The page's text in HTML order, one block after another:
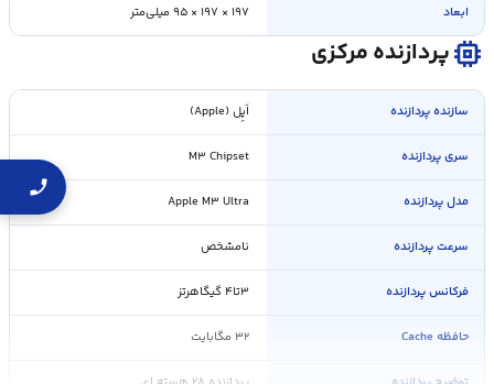
ابعاد ۱۹۷ × ۱۹۷ × ۹۵ میلی‌متر
memoryپردازنده مرکزی
سازنده پردازنده اَپِل (Apple)
سری پردازنده M۳ Chipset
مدل پردازنده Apple M۳ Ultra
سرعت پردازنده نامشخص
فرکانس پردازنده ۳تا۴ گیگاهرتز
حافظه Cache ۳۲ مگابایت